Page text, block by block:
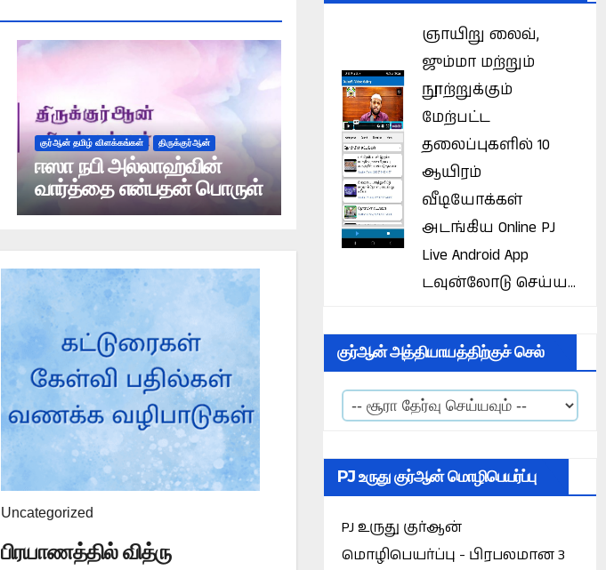
குர்ஆன் தமிழ் விளக்கங்கள் திருக்குர்ஆன்
ஈஸா நபி அல்லாஹ்வின்
வார்த்தை என்பதன் பொருள்
Uncategorized
பிரயாணத்தில் வித்ரு
ஞாயிறு லைவ்,
ஜும்மா மற்றும்
நூற்றுக்கும்
மேற்பட்ட
தலைப்புகளில் 10
ஆயிரம்
வீடியோக்கள்
அடங்கிய Online PJ
Live Android App
டவுன்லோடு செய்ய...
குர்ஆன் அத்தியாயத்திற்குச் செல்
PJ உருது குர்ஆன் மொழிபெயர்ப்பு
PJ உருது குர்ஆன்
மொழிபெயர்ப்பு - பிரபலமான 3